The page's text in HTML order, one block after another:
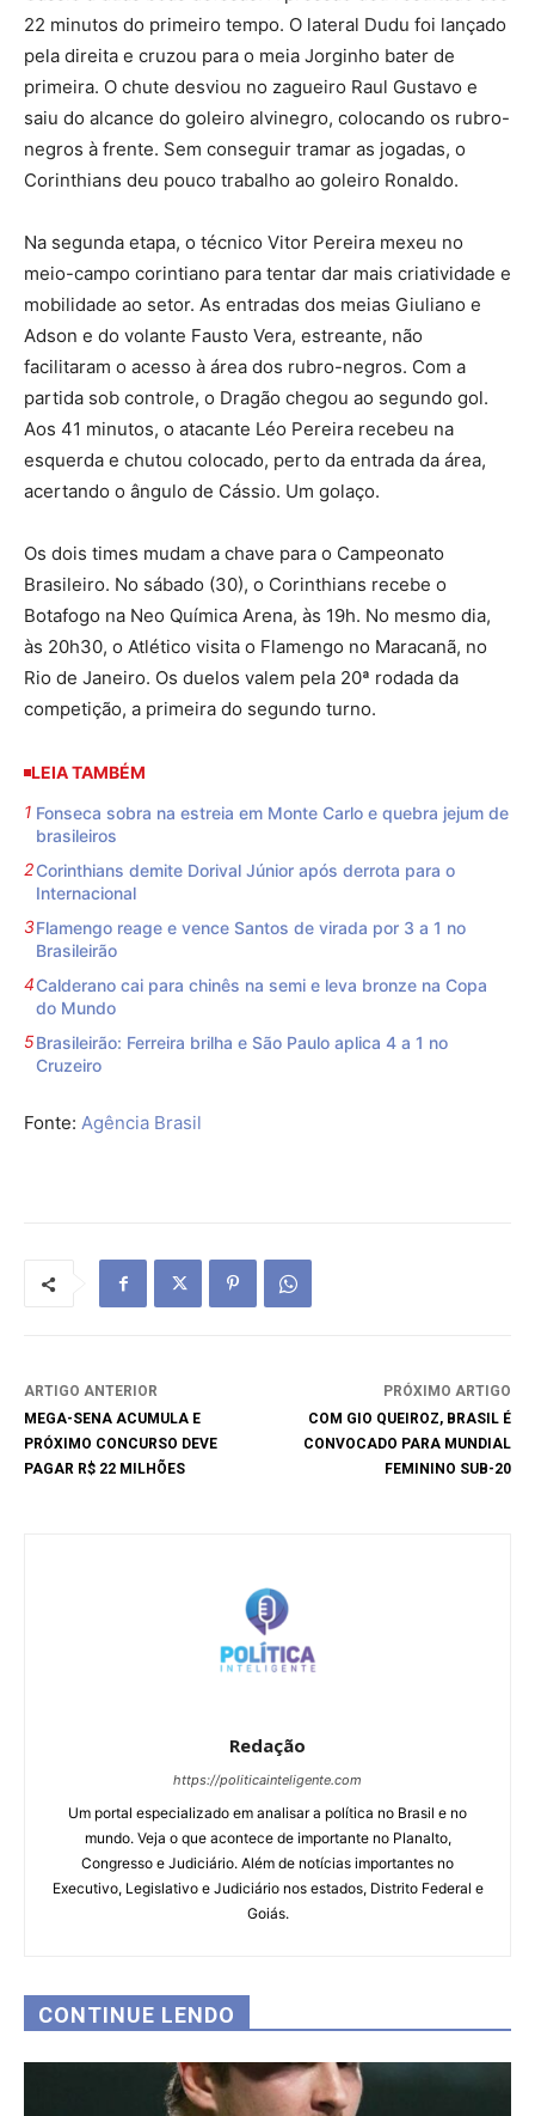
22 minutos do primeiro tempo. O lateral Dudu foi lançado
pela direita e cruzou para o meia Jorginho bater de
primeira. O chute desviou no zagueiro Raul Gustavo e
saiu do alcance do goleiro alvinegro, colocando os rubro-
negros à frente. Sem conseguir tramar as jogadas, o
Corinthians deu pouco trabalho ao goleiro Ronaldo.
Na segunda etapa, o técnico Vitor Pereira mexeu no
meio-campo corintiano para tentar dar mais criatividade e
mobilidade ao setor. As entradas dos meias Giuliano e
Adson e do volante Fausto Vera, estreante, não
facilitaram o acesso à área dos rubro-negros. Com a
partida sob controle, o Dragão chegou ao segundo gol.
Aos 41 minutos, o atacante Léo Pereira recebeu na
esquerda e chutou colocado, perto da entrada da área,
acertando o ângulo de Cássio. Um golaço.
Os dois times mudam a chave para o Campeonato
Brasileiro. No sábado (30), o Corinthians recebe o
Botafogo na Neo Química Arena, às 19h. No mesmo dia,
às 20h30, o Atlético visita o Flamengo no Maracanã, no
Rio de Janeiro. Os duelos valem pela 20ª rodada da
competição, a primeira do segundo turno.
LEIA TAMBÉM
Fonseca sobra na estreia em Monte Carlo e quebra jejum de
brasileiros
Corinthians demite Dorival Júnior após derrota para o
Internacional
Flamengo reage e vence Santos de virada por 3 a 1 no
Brasileirão
Calderano cai para chinês na semi e leva bronze na Copa
do Mundo
Brasileirão: Ferreira brilha e São Paulo aplica 4 a 1 no
Cruzeiro
Fonte: Agência Brasil
ARTIGO ANTERIOR
MEGA-SENA ACUMULA E
PRÓXIMO CONCURSO DEVE
PAGAR R$ 22 MILHÕES
PRÓXIMO ARTIGO
COM GIO QUEIROZ, BRASIL É
CONVOCADO PARA MUNDIAL
FEMININO SUB-20
Redação
https://politicainteligente.com
Um portal especializado em analisar a política no Brasil e no
mundo. Veja o que acontece de importante no Planalto,
Congresso e Judiciário. Além de notícias importantes no
Executivo, Legislativo e Judiciário nos estados, Distrito Federal e
Goiás.
CONTINUE LENDO